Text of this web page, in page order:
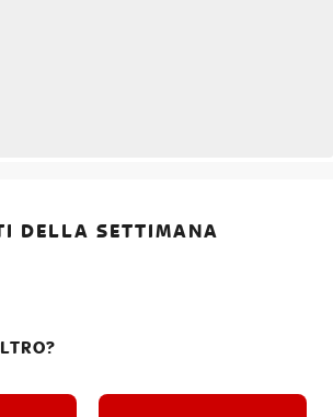
DELLA SETTIMANA